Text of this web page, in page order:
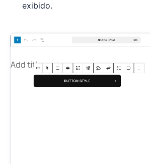
exibido.